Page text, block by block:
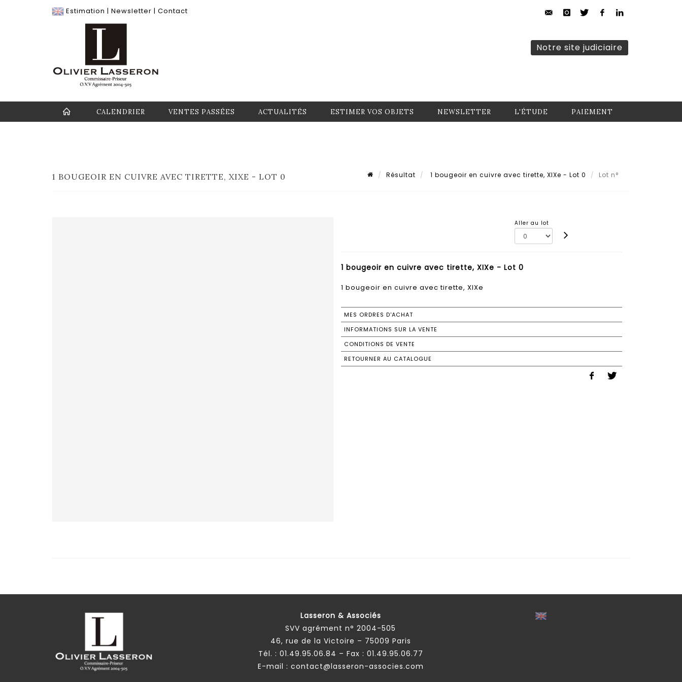
Estimation | Newsletter | Contact
Notre site judiciaire
CALENDRIER VENTES PASSÉES ACTUALITÉS ESTIMER VOS OBJETS NEWSLETTER L'ÉTUDE PAIEMENT
1 BOUGEOIR EN CUIVRE AVEC TIRETTE, XIXE - LOT 0 Résultat 1 bougeoir en cuivre avec tirette, XIXe - Lot 0 Lot n°
Aller au lot
1 bougeoir en cuivre avec tirette, XIXe - Lot 0
1 bougeoir en cuivre avec tirette, XIXe
MES ORDRES D'ACHAT
INFORMATIONS SUR LA VENTE
CONDITIONS DE VENTE
RETOURNER AU CATALOGUE
Lasseron & Associés
SVV agrément n° 2004-505
46, rue de la Victoire – 75009 Paris
Tél. : 01.49.95.06.84 – Fax : 01.49.95.06.77
E-mail : contact@lasseron-associes.com